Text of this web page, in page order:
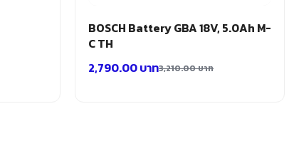
BOSCH Battery GBA 18V, 5.0Ah M-
C TH
3,210.00บาท
2,790.00บาท